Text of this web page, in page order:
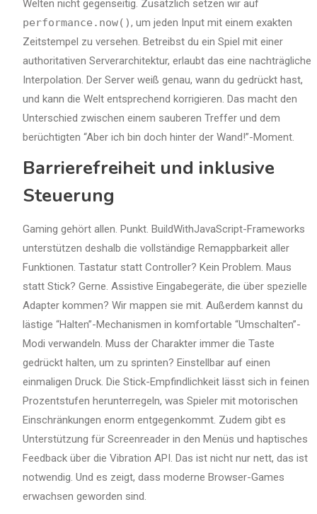
Welten nicht gegenseitig. Zusätzlich setzen wir auf
performance.now(), um jeden Input mit einem exakten
Zeitstempel zu versehen. Betreibst du ein Spiel mit einer
authoritativen Serverarchitektur, erlaubt das eine nachträgliche
Interpolation. Der Server weiß genau, wann du gedrückt hast,
und kann die Welt entsprechend korrigieren. Das macht den
Unterschied zwischen einem sauberen Treffer und dem
berüchtigten “Aber ich bin doch hinter der Wand!”-Moment.
Barrierefreiheit und inklusive
Steuerung
Gaming gehört allen. Punkt. BuildWithJavaScript-Frameworks
unterstützen deshalb die vollständige Remappbarkeit aller
Funktionen. Tastatur statt Controller? Kein Problem. Maus
statt Stick? Gerne. Assistive Eingabegeräte, die über spezielle
Adapter kommen? Wir mappen sie mit. Außerdem kannst du
lästige “Halten”-Mechanismen in komfortable “Umschalten”-
Modi verwandeln. Muss der Charakter immer die Taste
gedrückt halten, um zu sprinten? Einstellbar auf einen
einmaligen Druck. Die Stick-Empfindlichkeit lässt sich in feinen
Prozentstufen herunterregeln, was Spieler mit motorischen
Einschränkungen enorm entgegenkommt. Zudem gibt es
Unterstützung für Screenreader in den Menüs und haptisches
Feedback über die Vibration API. Das ist nicht nur nett, das ist
notwendig. Und es zeigt, dass moderne Browser-Games
erwachsen geworden sind.